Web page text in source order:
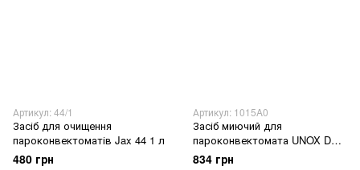
Артикул: 44/1
Засіб для очищення
пароконвектоматів Jax 44 1 л
480 грн
Артикул: 1015A0
Засіб миючий для
пароконвектомата UNOX DB
1015A0 1 л
834 грн